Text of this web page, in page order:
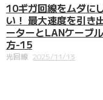
10ギガ回線をムダに
い！ 最大速度を引き
ーターとLANケーブ
方-15
光回線 2025/11/13